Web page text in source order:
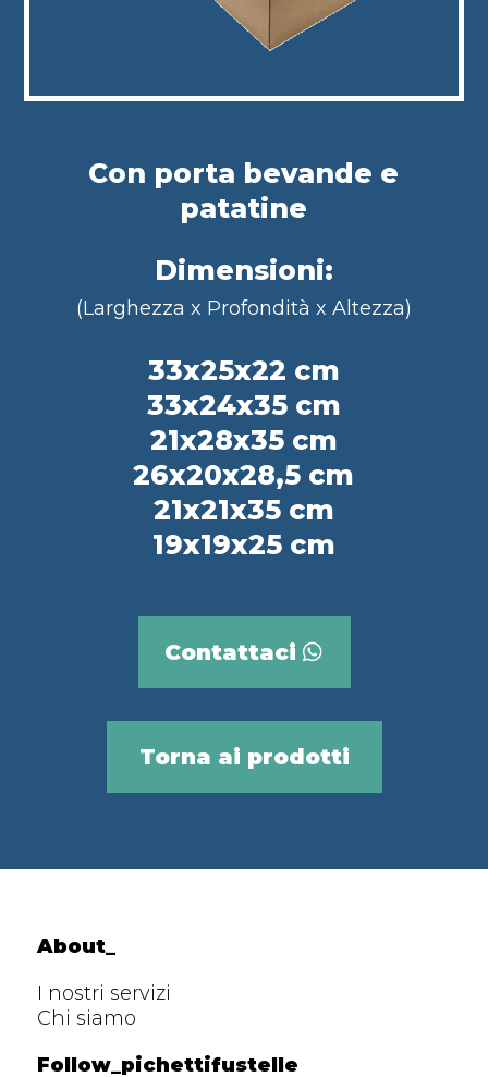
Con porta bevande e
patatine
Dimensioni:
(Larghezza x Profondità x Altezza)
33x25x22 cm
33x24x35 cm
21x28x35 cm
26x20x28,5 cm
21x21x35 cm
19x19x25 cm
Contattaci
Torna ai prodotti
About_
I nostri servizi
Chi siamo
Follow_pichettifustelle